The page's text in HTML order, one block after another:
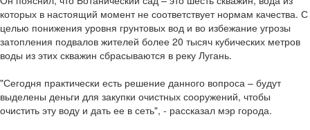
которых в настоящий момент не соответствует нормам качества. С
целью понижения уровня грунтовых вод и во избежание угрозы
затопления подвалов жителей более 20 тысяч кубических метров
воды из этих скважин сбрасываются в реку Лугань.
"Сегодня практически есть решение данного вопроса – будут
выделены деньги для закупки очистных сооружений, чтобы
очистить эту воду и дать ее в сеть", - рассказал мэр города.